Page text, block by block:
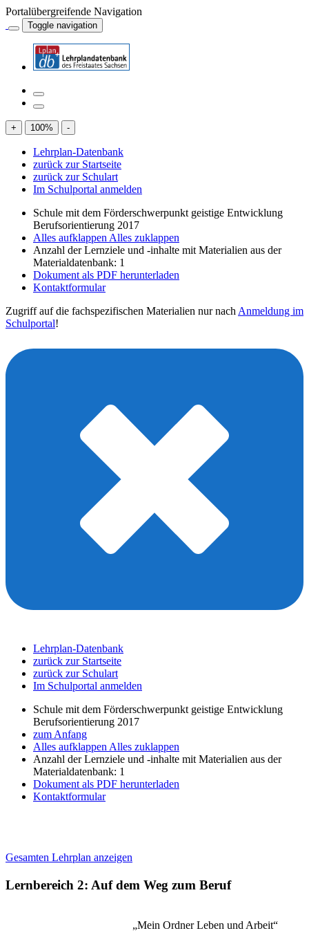
Portalübergreifende Navigation
Toggle navigation
+ 100% -
Lehrplan-Datenbank
zurück zur Startseite
zurück zur Schulart
Im Schulportal anmelden
Schule mit dem Förderschwerpunkt geistige Entwicklung
Berufsorientierung 2017
Alles aufklappen Alles zuklappen
Anzahl der Lernziele und -inhalte mit Materialien aus der
Materialdatenbank: 1
Dokument als PDF herunterladen
Kontaktformular
Zugriff auf die fachspezifischen Materialien nur nach Anmeldung im
Schulportal!
Lehrplan-Datenbank
zurück zur Startseite
zurück zur Schulart
Im Schulportal anmelden
Schule mit dem Förderschwerpunkt geistige Entwicklung
Berufsorientierung 2017
zum Anfang
Alles aufklappen Alles zuklappen
Anzahl der Lernziele und -inhalte mit Materialien aus der
Materialdatenbank: 1
Dokument als PDF herunterladen
Kontaktformular
Gesamten Lehrplan anzeigen
Lernbereich 2: Auf dem Weg zum Beruf
„Mein Ordner Leben und Arbeit“